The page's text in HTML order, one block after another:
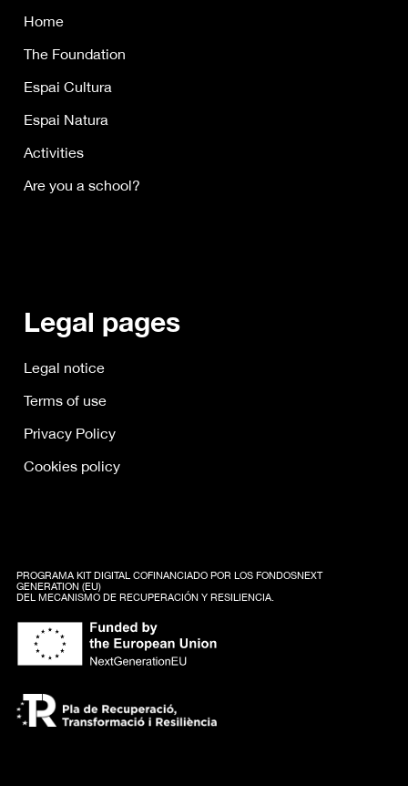
Home
The Foundation
Espai Cultura
Espai Natura
Activities
Are you a school?
Legal pages
Legal notice
Terms of use
Privacy Policy
Cookies policy
PROGRAMA KIT DIGITAL COFINANCIADO POR LOS FONDOSNEXT
GENERATION (EU)
DEL MECANISMO DE RECUPERACIÓN Y RESILIENCIA.